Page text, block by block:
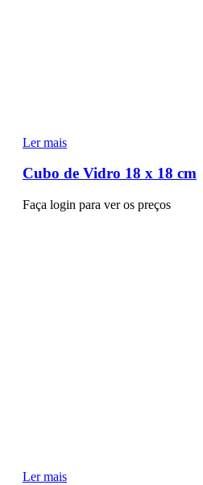
Ler mais
Cubo de Vidro 18 x 18 cm
Faça login para ver os preços
Ler mais